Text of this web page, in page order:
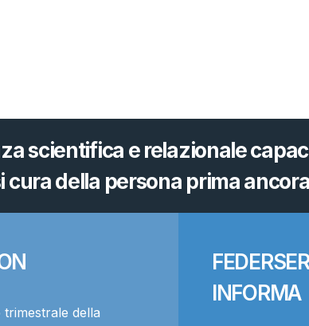
scientifica e relazionale
cura della persona prima
trimestrale della
INFORMA